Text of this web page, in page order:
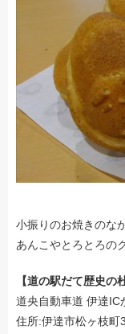
小振りのお焼きのな
あんこやとろとろの
【道の駅だて歴史の杜
道央自動車道 伊達IC
住所:伊達市松ヶ枝町